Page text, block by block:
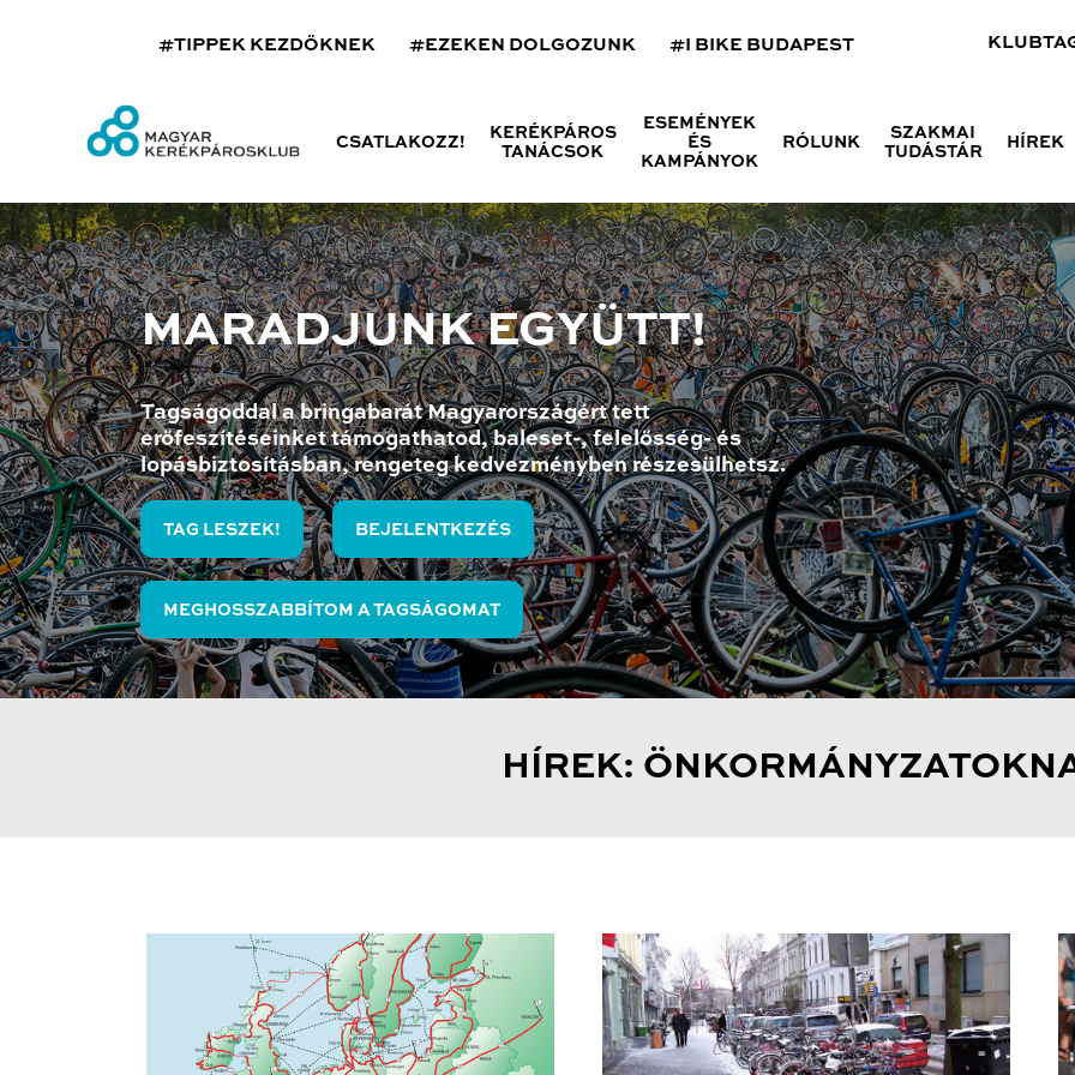
#TIPPEK KEZDŐKNEK #EZEKEN DOLGOZUNK #I BIKE BUDAPEST
CSATLAKOZZ!
KERÉKPÁROS
TANÁCSOK
ESEMÉNYEK
ÉS
KAMPÁNYOK
RÓLUNK
SZAKMAI
TUDÁSTÁR
HÍREK
MARADJUNK EGYÜTT!
Tagságoddal a bringabarát Magyarországért tett
erőfeszítéseinket támogathatod, baleset-, felelősség- és
lopásbiztosításban, rengeteg kedvezményben részesülhetsz.
TAG LESZEK! BEJELENTKEZÉS
MEGHOSSZABBÍTOM A TAGSÁGOMAT
HÍREK: